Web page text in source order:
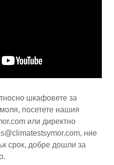
шкафовете за
посетете нашия
или директно
ние
срок, добре дошли за